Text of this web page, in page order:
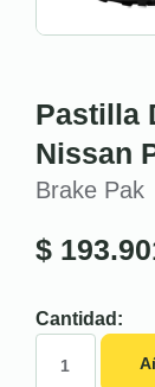
Pastilla
Nissan
Brake Pak
$
Cantidad: